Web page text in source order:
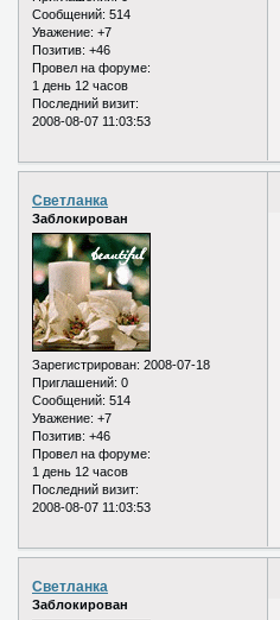
Сообщений: 514
Уважение: +7
Позитив: +46
Провел на форуме:
1 день 12 часов
Последний визит:
2008-08-07 11:03:53
Светланка
Заблокирован
Зарегистрирован: 2008-07-18
Приглашений: 0
Сообщений: 514
Уважение: +7
Позитив: +46
Провел на форуме:
1 день 12 часов
Последний визит:
2008-08-07 11:03:53
Светланка
Заблокирован